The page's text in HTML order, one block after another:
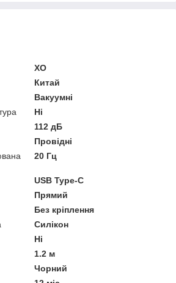
XO
Китай
Вакуумні
Ні
112 дБ
Провідні
20 Гц
USB Type-C
Прямий
Без кріплення
Силікон
Ні
1.2 м
Чорний